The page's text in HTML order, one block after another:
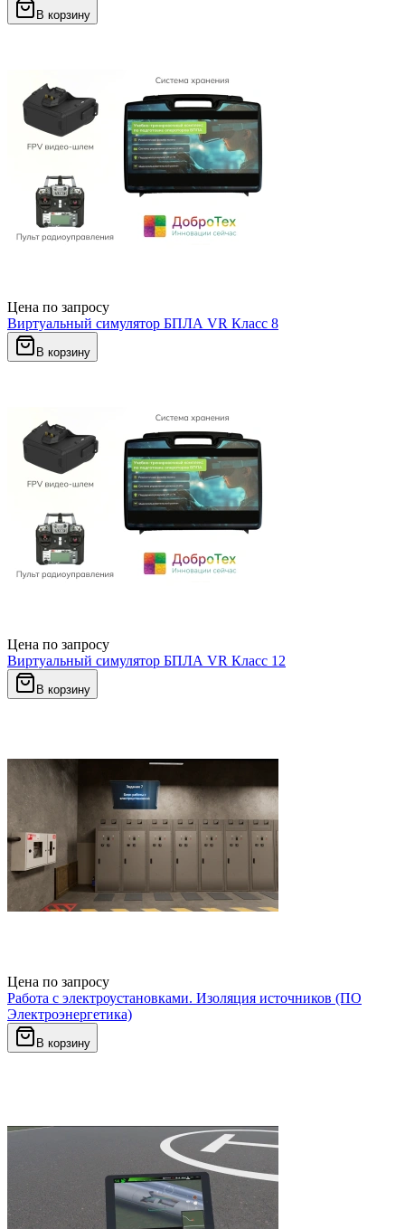
В корзину
Цена по запросу
Виртуальный симулятор БПЛА VR Класс 8
В корзину
Цена по запросу
Виртуальный симулятор БПЛА VR Класс 12
В корзину
Цена по запросу
Работа с электроустановками. Изоляция источников (ПО
Электроэнергетика)
В корзину